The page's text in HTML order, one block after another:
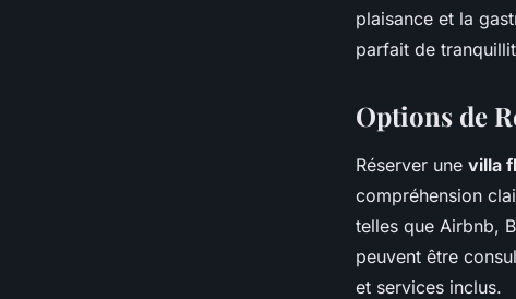
plaisance et la
parfait de
Options de
Réserver une villa
compréhension
telles que Airbnb,
peuvent être
et services inclus.